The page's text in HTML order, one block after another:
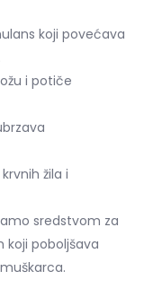
koji povećava
i potiče
žila i
sredstvom za
koji poboljšava